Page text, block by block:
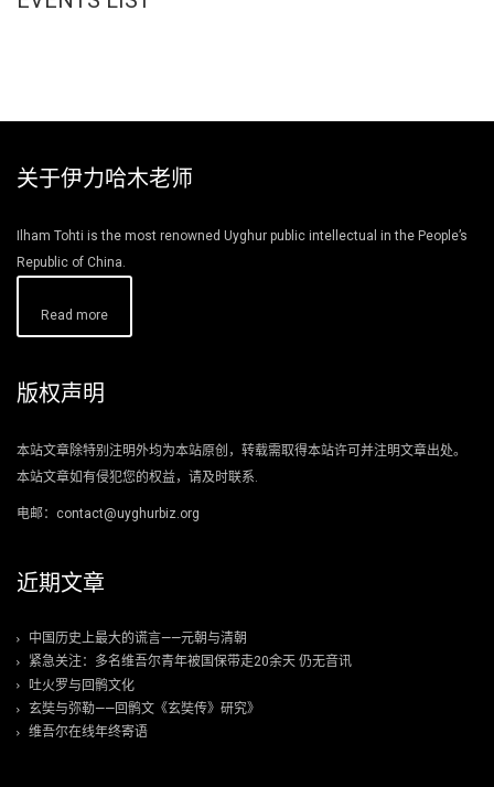
关于伊力哈木老师
Ilham Tohti is the most renowned Uyghur public intellectual in the People’s
Republic of China.
Read more
版权声明
本站文章除特别注明外均为本站原创，转载需取得本站许可并注明文章出处。
本站文章如有侵犯您的权益，请及时联系.
电邮：contact@uyghurbiz.org
近期文章
中国历史上最大的谎言——元朝与清朝
紧急关注：多名维吾尔青年被国保带走20余天 仍无音讯
吐火罗与回鹘文化
玄奘与弥勒——回鹘文《玄奘传》研究》
维吾尔在线年终寄语